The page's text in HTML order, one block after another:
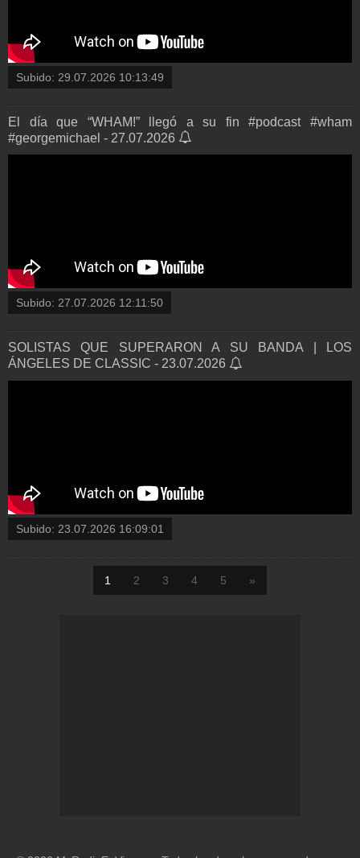
Subido: 29.07.2026 10:13:49
El día que “WHAM!” llegó a su fin #podcast #wham
#georgemichael - 27.07.2026
Subido: 27.07.2026 12:11:50
SOLISTAS QUE SUPERARON A SU BANDA | LOS
ÁNGELES DE CLASSIC - 23.07.2026
Subido: 23.07.2026 16:09:01
1 2 3 4 5 »